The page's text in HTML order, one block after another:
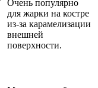
Очень популярно
для жарки на костре
из-за карамелизации
внешней
поверхности.